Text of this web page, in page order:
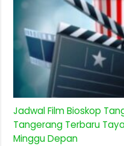
Jadwal Film Bioskop
Tangerang Terbaru
Minggu Depan